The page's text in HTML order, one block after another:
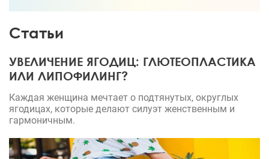
настоящего профессионала в своей области!
Статьи
УВЕЛИЧЕНИЕ ЯГОДИЦ: ГЛЮТЕОПЛАСТИКА
ИЛИ ЛИПОФИЛИНГ?
Каждая женщина мечтает о подтянутых, округлых
ягодицах, которые делают силуэт женственным и
гармоничным.